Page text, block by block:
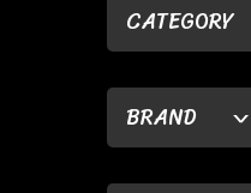
CATEGORY
BRAND